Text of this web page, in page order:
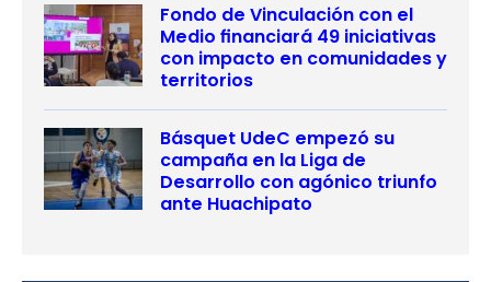
Fondo de Vinculación con el
Medio financiará 49 iniciativas
con impacto en comunidades y
territorios
Básquet UdeC empezó su
campaña en la Liga de
Desarrollo con agónico triunfo
ante Huachipato